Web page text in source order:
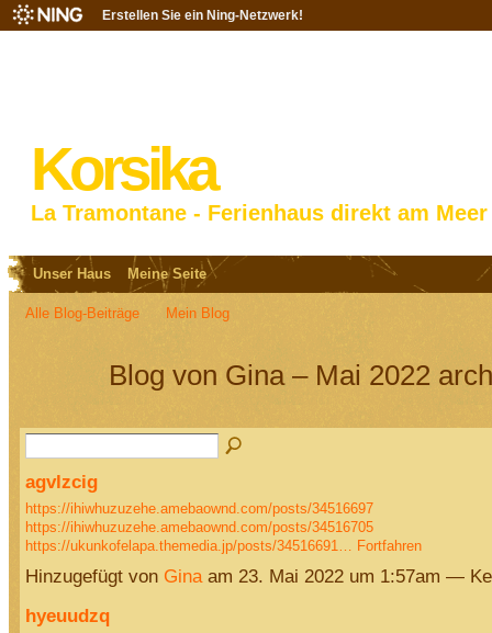
Erstellen Sie ein Ning-Netzwerk!
Korsika
La Tramontane - Ferienhaus direkt am Meer
Unser Haus Meine Seite
Alle Blog-Beiträge Mein Blog
Blog von Gina – Mai 2022
agvlzcig
https://ihiwhuzuzehe.amebaownd.com/posts/34516697
https://ihiwhuzuzehe.amebaownd.com/posts/34516705
https://ukunkofelapa.themedia.jp/posts/34516691…
Fortfahren
Hinzugefügt von Ginaam 23. Mai 2022 um 1:57am —
hyeuudzq